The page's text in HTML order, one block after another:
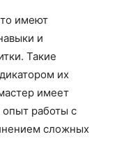
имеют
и
Такие
их
имеет
работы с
сложных